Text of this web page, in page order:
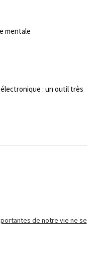
mentale
: un outil très
de notre vie ne se